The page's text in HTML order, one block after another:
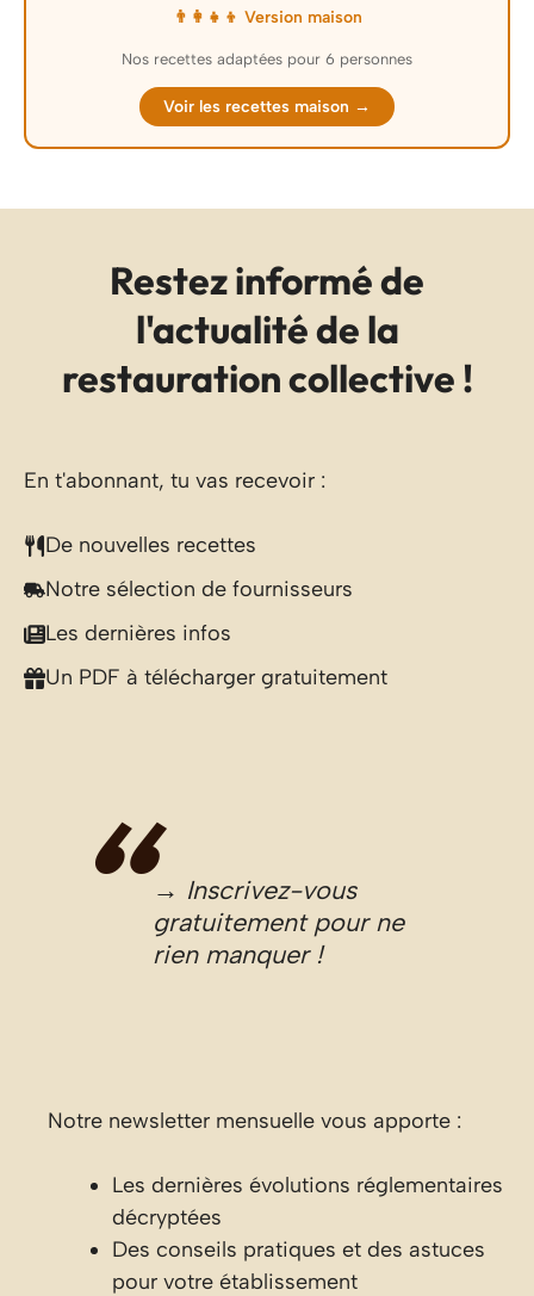
👨‍👩‍👧‍👦 Version maison
Nos recettes adaptées pour 6 personnes
Voir les recettes maison →
Restez informé de
l'actualité de la
restauration collective !
En t'abonnant, tu vas recevoir :
De nouvelles recettes
Notre sélection de fournisseurs
Les dernières infos
Un PDF à télécharger gratuitement
→ Inscrivez-vous
gratuitement pour ne
rien manquer !
Notre newsletter mensuelle vous apporte :
Les dernières évolutions réglementaires
décryptées
Des conseils pratiques et des astuces
pour votre établissement